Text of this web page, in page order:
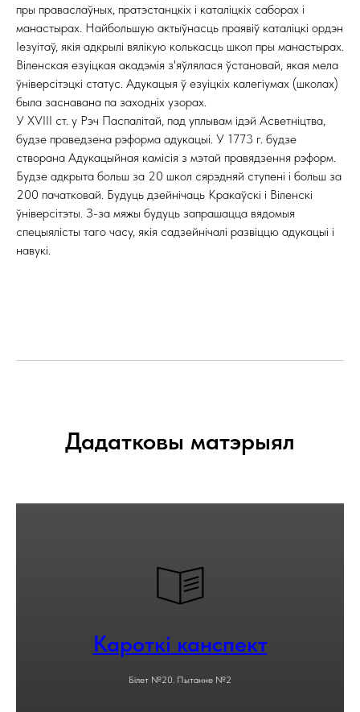
пры праваслаўных, пратэстанцкіх і каталіцкіх саборах і
манастырах. Найбольшую актыўнасць праявіў каталіцкі ордэн
Іезуітаў, якія адкрылі вялікую колькасць школ пры манастырах.
Віленская езуіцкая акадэмія з'яўлялася ўстановай, якая мела
ўніверсітэцкі статус. Адукацыя ў езуіцкіх калегіумах (школах)
была заснавана па заходніх узорах.
У XVIII ст. у Рэч Паспалітай, пад уплывам ідэй Асветніцтва,
будзе праведзена рэформа адукацыі. У 1773 г. будзе
створана Адукацыйная камісія з мэтай правядзення рэформ.
Будзе адкрыта больш за 20 школ сярэдняй ступені і больш за
200 пачатковай. Будуць дзейнічаць Кракаўскі і Віленскі
ўніверсітэты. З-за мяжы будуць запрашацца вядомыя
спецыялісты таго часу, якія садзейнічалі развіццю адукацыі і
навукі.
Дадатковы матэрыял
Кароткі канспект
Білет №20. Пытанне №2